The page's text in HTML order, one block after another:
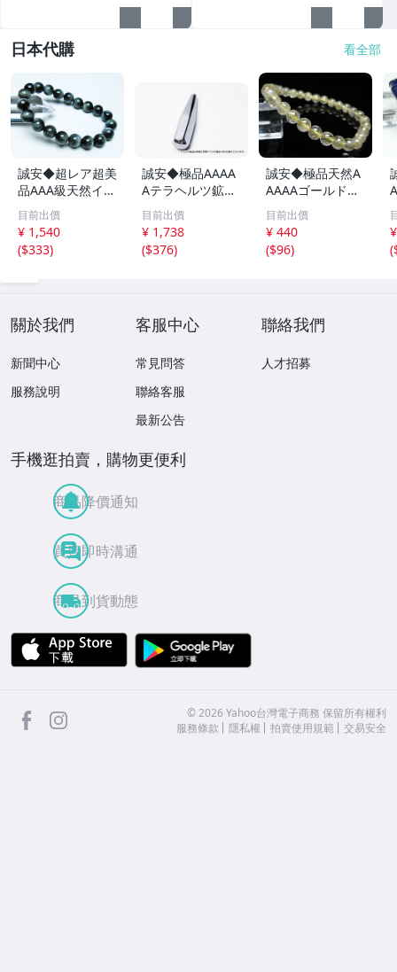
日本代購 看全部
誠安◆超レア超美
品AAA級天然イー
グルアイブレスレ
ット 10mm [T15
6-6923]
目前出價
¥ 1,540
($333)
誠安◆極品AAAA
Aテラヘルツ鉱石
マッサージ棒サイ
ズ：小[T557-215
1]
目前出價
¥ 1,738
($376)
誠安◆極品天然A
AAAAゴールドタ
イチンルチルブレ
スレット 6mm [T
171-7937]
目前出價
¥ 440
($96)
(
關於我們
新聞中心
服務說明
客服中心
常見問答
聯絡客服
最新公告
聯絡我們
人才招募
手機逛拍賣，購物更便利
商品降價通知
買賣即時溝通
商品到貨動態
APP Store
facebook ©2026 Yahoo台灣電子商務 保留所有權利
服務條款
隱私權 拍賣使用規範 交易安全